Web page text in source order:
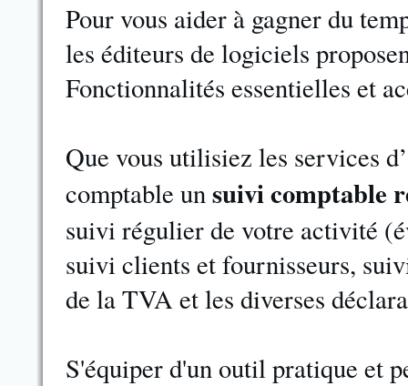
Pour vous aider à gagner du
les éditeurs de logiciels
Fonctionnalités essentielles et
Que vous utilisiez les services
comptable unsuivi comptable
suivi régulier de votre activité
suivi clients et fournisseurs,
de la TVA et les diverses
S'équiper d'un outil pratique et